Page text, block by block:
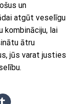
un
atgūt veselīgu
kombināciju, lai
ātru
jūs varat justies